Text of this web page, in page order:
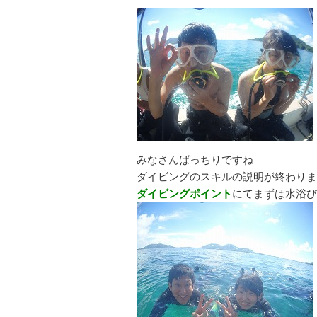
みなさんばっちりですね
ダイビングのスキルの説明が終わり
ダイビングポイント にてまずは水浴び